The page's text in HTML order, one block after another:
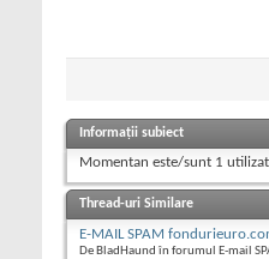
Informații subiect
Momentan este/sunt 1
Thread-uri Similare
E-MAIL SPAM
De BladHaund în forumul E-mail